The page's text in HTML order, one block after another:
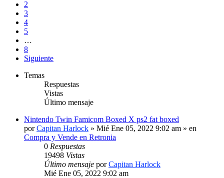
2
3
4
5
…
8
Siguiente
Temas
Respuestas
Vistas
Último mensaje
Nintendo Twin Famicom Boxed X ps2 fat boxed
porCapitan Harlock » Mié Ene 05, 2022 9:02 am » en
Compra y Vende en Retronia
0 Respuestas
19498 Vistas
Último mensaje porCapitan Harlock
Mié Ene 05, 2022 9:02 am